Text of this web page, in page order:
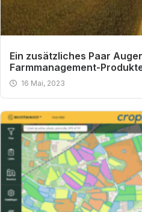
Ein zusätzliches Paar
Farmmanagement-
16 Mai, 2023